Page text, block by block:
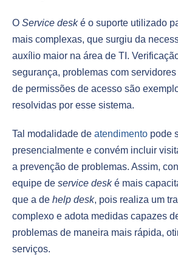
O Service deské o suporte utilizado
mais complexas, que surgiu da
auxílio maior na área de TI.
segurança, problemas com
de permissões de acesso são
resolvidas por esse sistema.
Tal modalidade de atendimento pode
presencialmente e convém incluir
a prevenção de problemas. Assim,
equipe de service deské mais
que a de help desk, pois realiza um
complexo e adota medidas capazes
problemas de maneira mais rápida,
serviços.